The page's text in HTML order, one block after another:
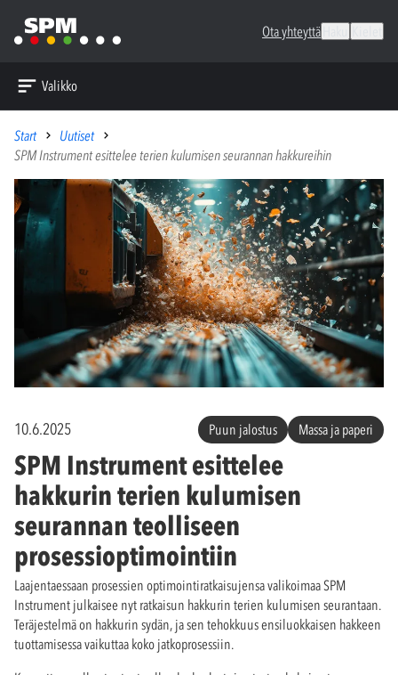
Ota yhteyttä
Valikko
Start
Uutiset
SPM Instrument esittelee terien kulumisen seurannan hakkureihin
10.6.2025 Puun jalostus Massa ja paperi
SPM Instrument esittelee
hakkurin terien kulumisen
seurannan teolliseen
prosessioptimointiin
Laajentaessaan prosessien optimointiratkaisujensa valikoimaa SPM
Instrument julkaisee nyt ratkaisun hakkurin terien kulumisen seurantaan.
Teräjestelmä on hakkurin sydän, ja sen tehokkuus ensiluokkaisen hakkeen
tuottamisessa vaikuttaa koko jatkoprosessiin.